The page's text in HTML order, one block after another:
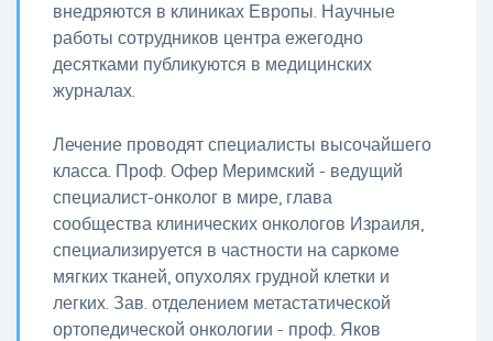
внедряются в клиниках Европы. Научные
работы сотрудников центра ежегодно
десятками публикуются в медицинских
журналах.
Лечение проводят специалисты высочайшего
класса. Проф. Офер Меримский - ведущий
специалист-онколог в мире, глава
сообщества клинических онкологов Израиля,
специализируется в частности на саркоме
мягких тканей, опухолях грудной клетки и
легких. Зав. отделением метастатической
ортопедической онкологии - проф. Яков